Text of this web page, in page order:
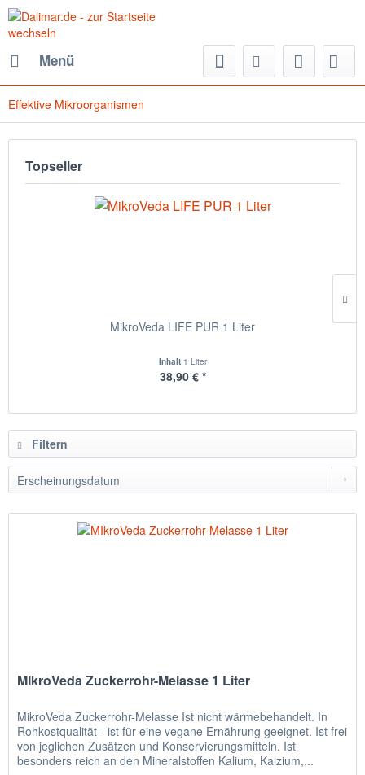
Menü
Effektive Mikroorganismen
Topseller
MikroVeda LIFE PUR 1 Liter
Inhalt 1 Liter
38,90 € *
Filtern
MIkroVeda Zuckerrohr-Melasse 1 Liter
MikroVeda Zuckerrohr-Melasse Ist nicht wärmebehandelt. In
Rohkostqualität - ist für eine vegane Ernährung geeignet. Ist frei
von jeglichen Zusätzen und Konservierungsmitteln. Ist
besonders reich an den Mineralstoffen Kalium, Kalzium,...